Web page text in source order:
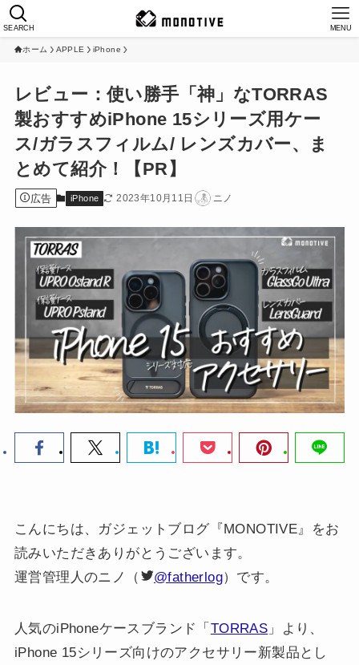
SEARCH MENU
ホーム APPLE iPhone
レビュー：使い勝手「神」なTORRAS
製おすすめiPhone 15シリーズ用ケー
ス/ガラスフィルム/ レンズカバー、ま
とめて紹介！【PR】
広告 iPhone 2023年10月11日 ニノ
こんにちは、ガジェットブログ『MONOTIVE』をお
読みいただきありがとうございます。
運営管理人のニノ（
@fatherlog）です。
人気のiPhoneケースブランド「 TORRAS 」より、
iPhone 15シリーズ向けのアクセサリー新製品とし